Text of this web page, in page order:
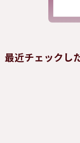
最近チェックし